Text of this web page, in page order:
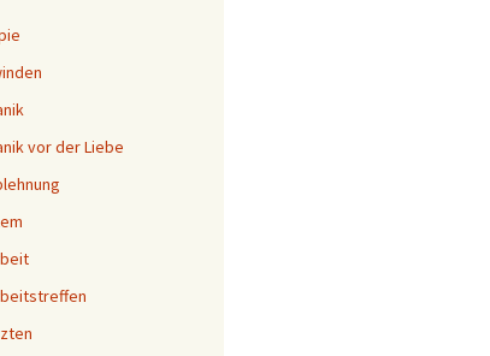
vor der Liebe